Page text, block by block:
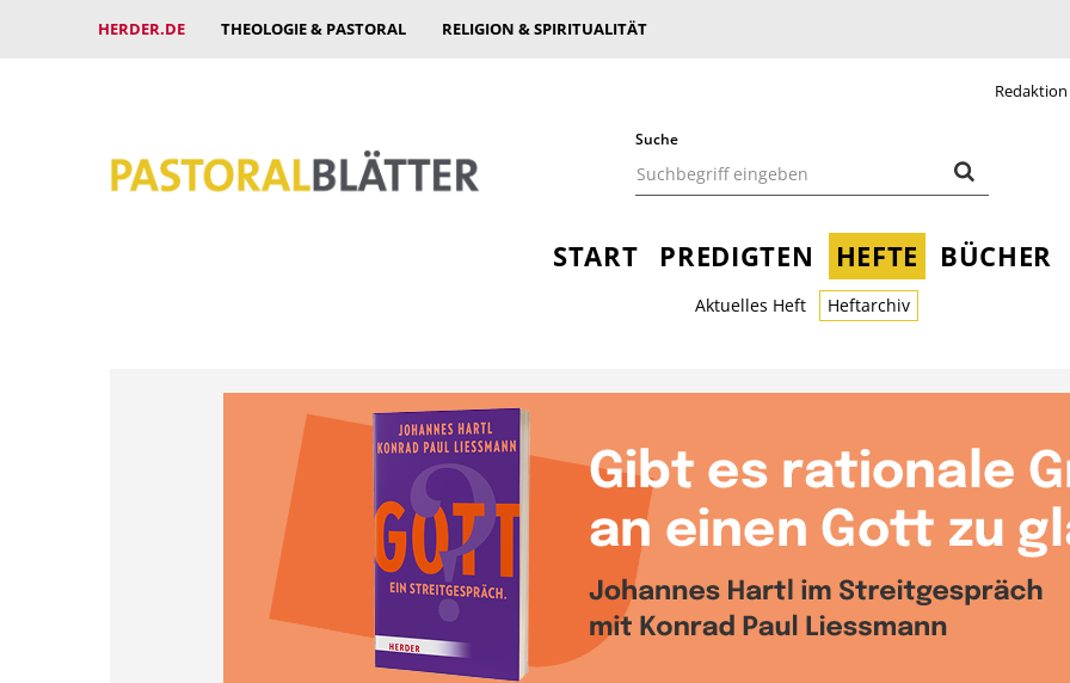
HERDER.DE THEOLOGIE & PASTORAL RELIGION & SPIRITUALITÄT
Redaktion
Suche
START PREDIGTEN HEFTE BÜCHER
Aktuelles Heft Heftarchiv